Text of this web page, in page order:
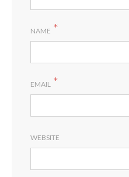
NAME *
EMAIL *
WEBSITE